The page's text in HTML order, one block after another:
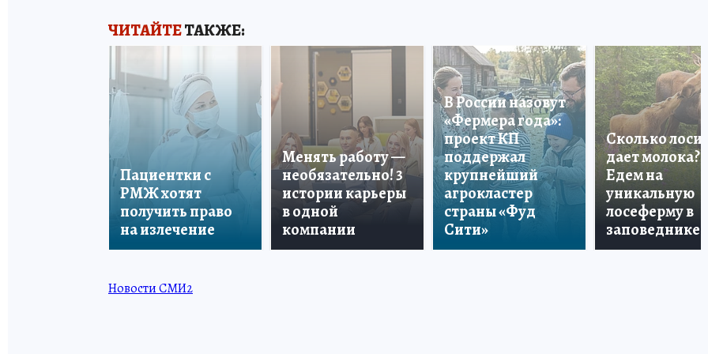
ЧИТАЙТЕТАКЖЕ:
Пациентки с
РМЖ хотят
получить право
на излечение
Менять работу —
необязательно! 3
истории карьеры
в одной
компании
В России назовут
«Фермера года»:
проект КП
поддержал
крупнейший
агрокластер
страны «Фуд
Сити»
Сколько лосиха
дает молока?
Едем на
уникальную
лосеферму в
заповеднике!
Новости СМИ2